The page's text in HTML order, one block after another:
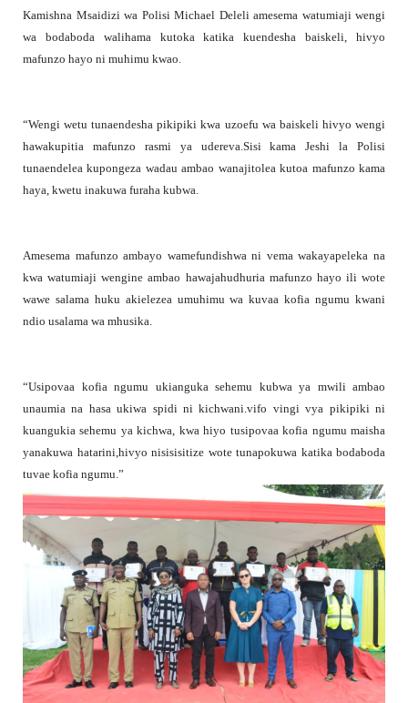
Kamishna Msaidizi wa Polisi Michael Deleli amesema watumiaji wengi
wa bodaboda walihama kutoka katika kuendesha baiskeli, hivyo
mafunzo hayo ni muhimu kwao.
“Wengi wetu tunaendesha pikipiki kwa uzoefu wa baiskeli hivyo wengi
hawakupitia mafunzo rasmi ya udereva.Sisi kama Jeshi la Polisi
tunaendelea kupongeza wadau ambao wanajitolea kutoa mafunzo kama
haya, kwetu inakuwa furaha kubwa.
Amesema mafunzo ambayo wamefundishwa ni vema wakayapeleka na
kwa watumiaji wengine ambao hawajahudhuria mafunzo hayo ili wote
wawe salama huku akielezea umuhimu wa kuvaa kofia ngumu kwani
ndio usalama wa mhusika.
“Usipovaa kofia ngumu ukianguka sehemu kubwa ya mwili ambao
unaumia na hasa ukiwa spidi ni kichwani.vifo vingi vya pikipiki ni
kuangukia sehemu ya kichwa, kwa hiyo tusipovaa kofia ngumu maisha
yanakuwa hatarini,hivyo nisisisitize wote tunapokuwa katika bodaboda
tuvae kofia ngumu.”